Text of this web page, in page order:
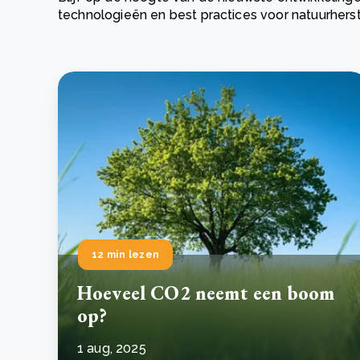
Green Wheels: transformerende stap voor
Lees
technologieën en best practices voor
12 min lezen
Hoeveel CO2 neemt een boom
op?
1 aug, 2025